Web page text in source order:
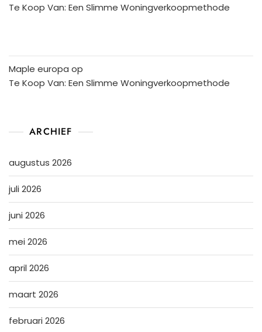
Te Koop Van: Een Slimme Woningverkoopmethode
Maple europa op
Te Koop Van: Een Slimme Woningverkoopmethode
ARCHIEF
augustus 2026
juli 2026
juni 2026
mei 2026
april 2026
maart 2026
februari 2026